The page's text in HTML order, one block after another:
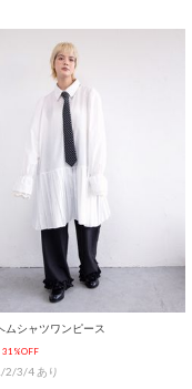
ムシャツワンピース
31%OFF
2/3/4 あり